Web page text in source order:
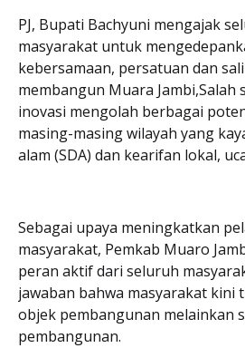
PJ, Bupati Bachyuni mengajak
masyarakat untuk
kebersamaan, persatuan dan
membangun Muara Jambi,Salah
inovasi mengolah berbagai
masing-masing wilayah yang
alam (SDA) dan kearifan lokal,
Sebagai upaya meningkatkan
masyarakat, Pemkab Muaro
peran aktif dari seluruh
jawaban bahwa masyarakat kini
objek pembangunan melainkan
pembangunan.